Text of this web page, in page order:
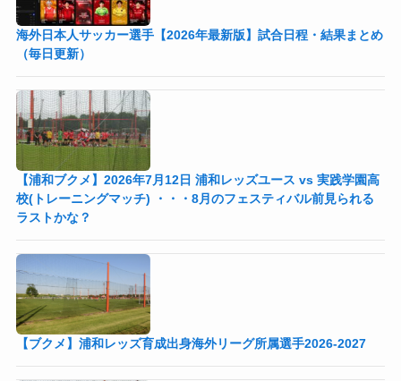
海外日本人サッカー選手【2026年最新版】試合日程・結果まとめ
（毎日更新）
【浦和ブクメ】2026年7月12日 浦和レッズユース vs 実践学園高
校(トレーニングマッチ) ・・・8月のフェスティバル前見られる
ラストかな？
【ブクメ】浦和レッズ育成出身海外リーグ所属選手2026-2027